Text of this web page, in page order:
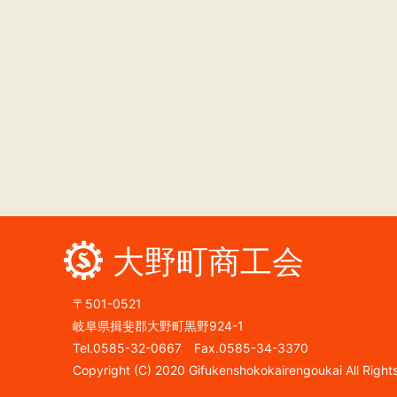
大野町商工会
〒501-0521
岐阜県揖斐郡大野町黒野924-1
Tel.0585-32-0667 Fax.0585-34-3370
Copyright (C) 2020 Gifukenshokokairengoukai All